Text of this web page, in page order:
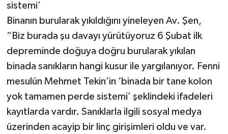
sistemi’
Binanın burularak yıkıldığını yineleyen Av. Şen,
“Biz burada şu davayı yürütüyoruz 6 Şubat ilk
depreminde doğuya doğru burularak yıkılan
binada sanıkların hangi kusur ile yargılanıyor. Fenni
mesulün Mehmet Tekin’in ‘binada bir tane kolon
yok tamamen perde sistemi’ şeklindeki ifadeleri
kayıtlarda vardır. Sanıklarla ilgili sosyal medya
üzerinden acayip bir linç girişimleri oldu ve var.